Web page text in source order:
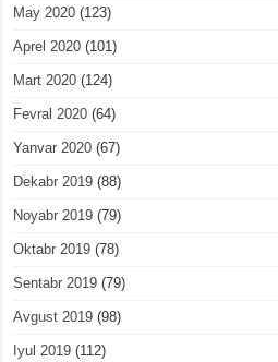
May 2020 (123)
Aprel 2020 (101)
Mart 2020 (124)
Fevral 2020 (64)
Yanvar 2020 (67)
Dekabr 2019 (88)
Noyabr 2019 (79)
Oktabr 2019 (78)
Sentabr 2019 (79)
Avgust 2019 (98)
Iyul 2019 (112)